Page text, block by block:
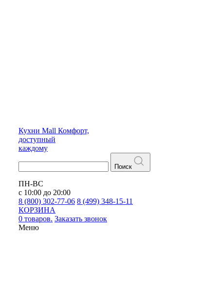
Кухни Mall Комфорт,
доступный
каждому
Поиск
ПН-ВС
с 10:00 до 20:00
8 (800) 302-77-06 8 (499) 348-15-11
КОРЗИНА
0 товаров. Заказать звонок
Меню